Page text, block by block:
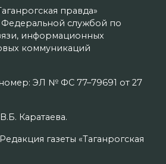
правда»
службой по
информационных
коммуникаций
ЭЛ № ФС 77–79691 от 27
Каратаева.
газеты «Таганрогская